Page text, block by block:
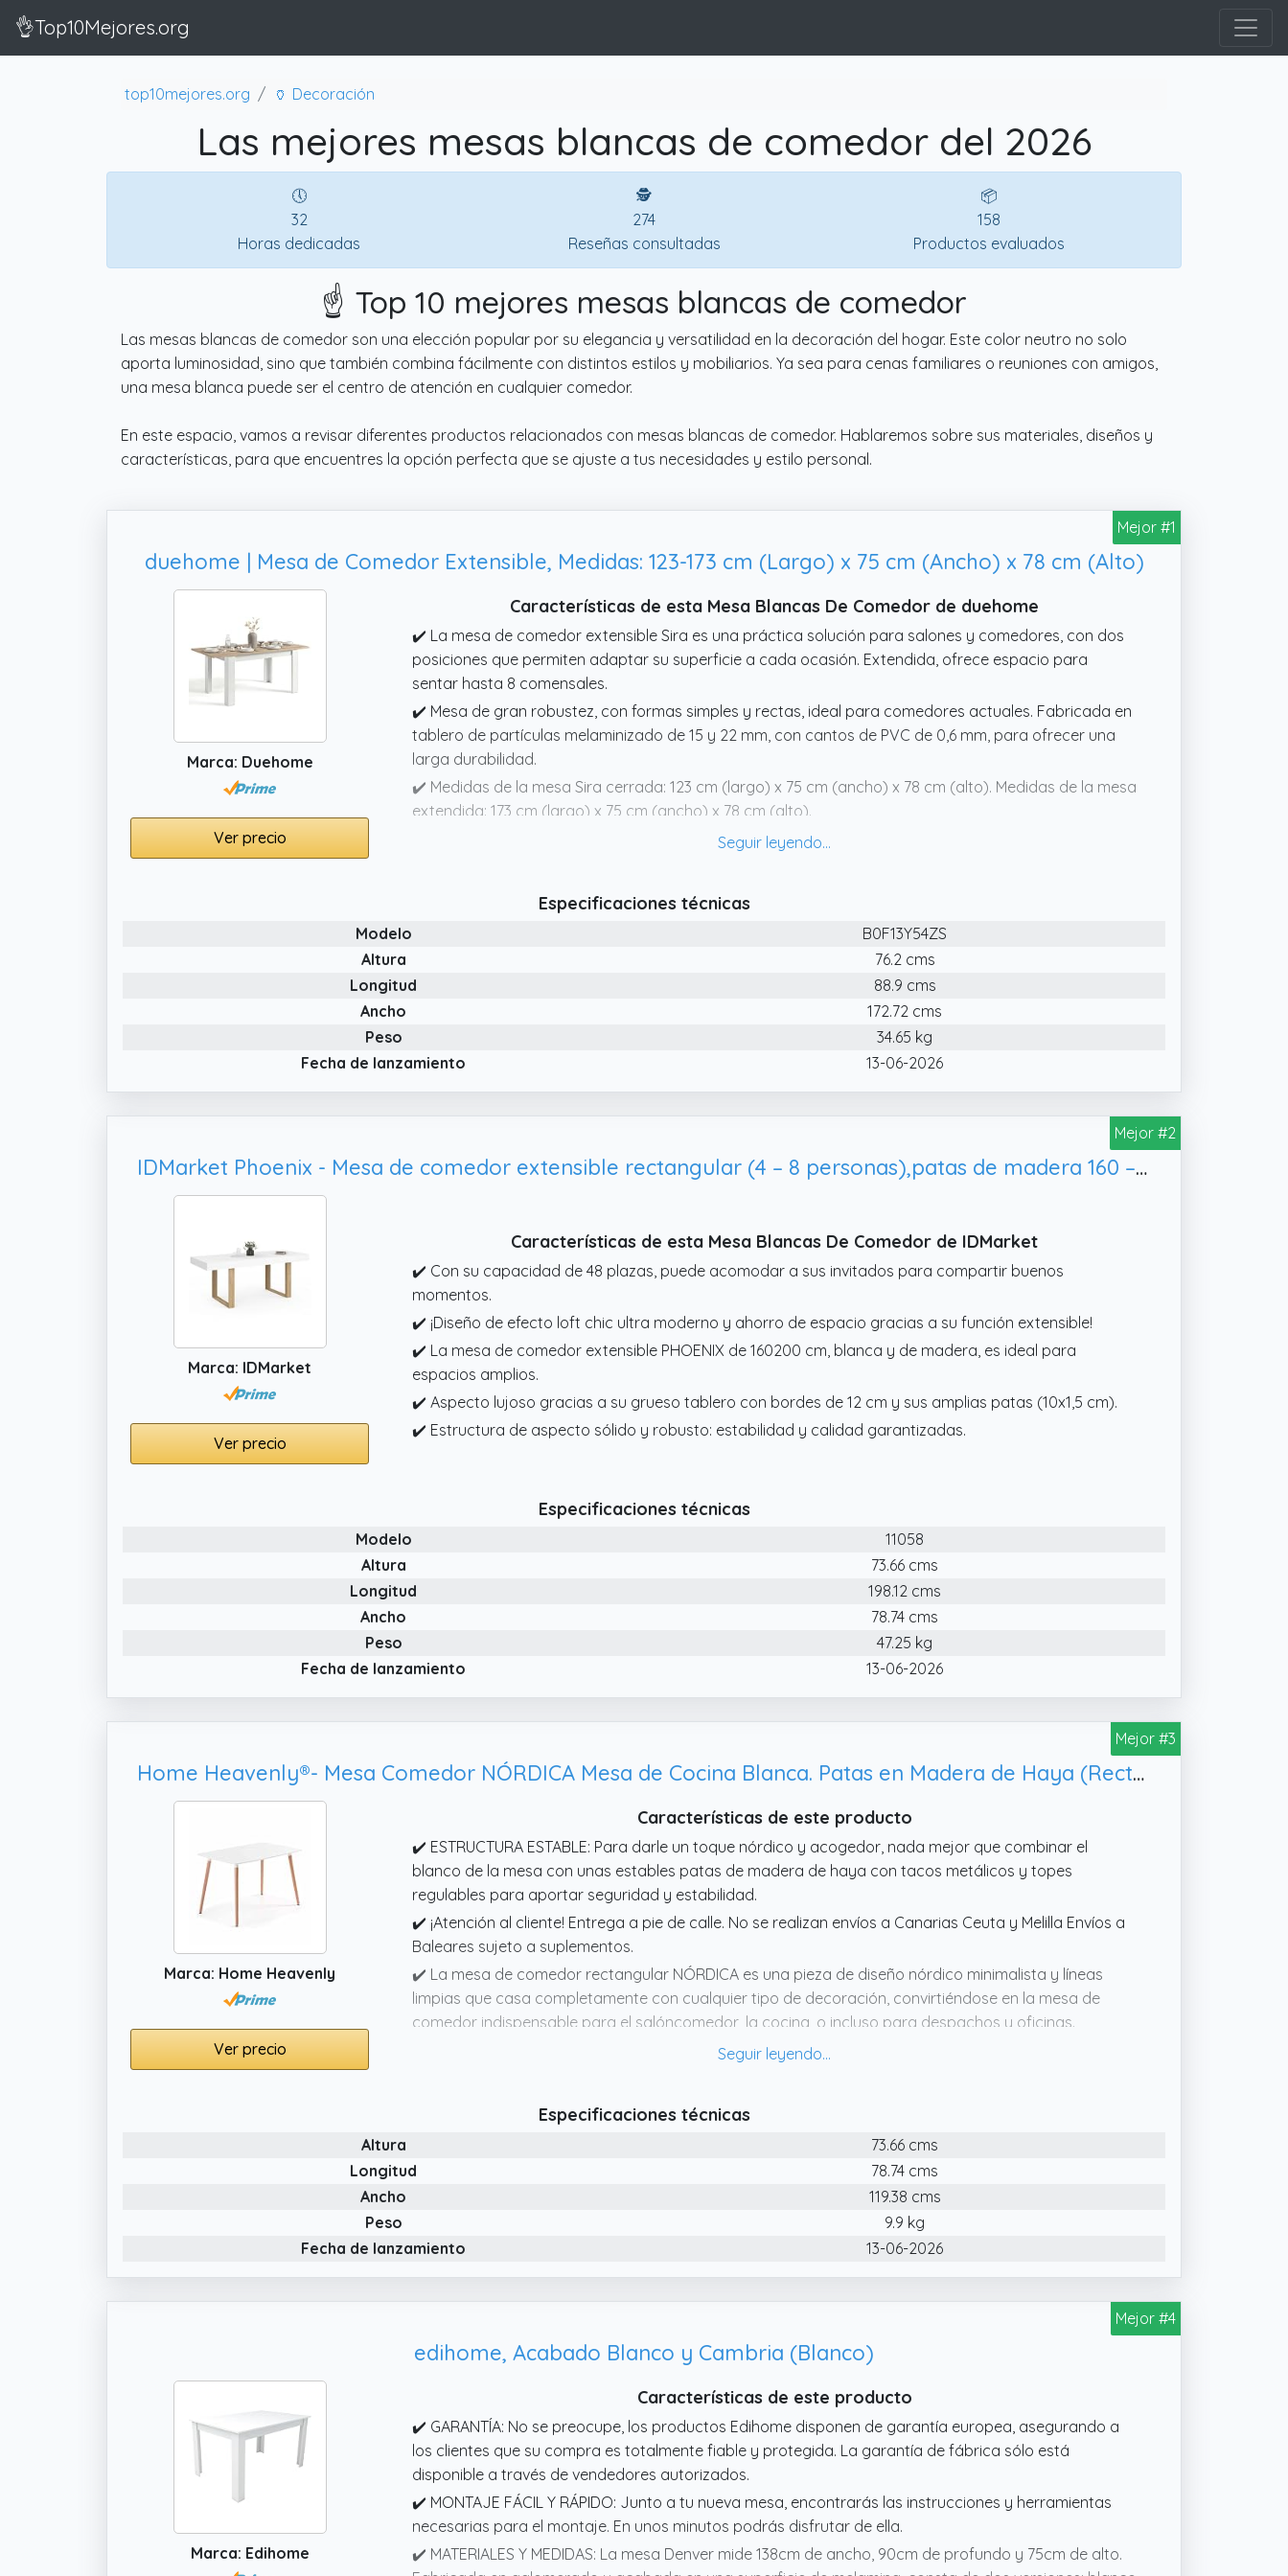
👌Top10Mejores.org
top10mejores.org 🏺 Decoración
Las mejores mesas blancas de comedor del 2026
🕔
32
Horas dedicadas
🕵
274
Reseñas consultadas
📦
158
Productos evaluados
☝️ Top 10 mejores mesas blancas de comedor
Las mesas blancas de comedor son una elección popular por su elegancia y versatilidad en la decoración del hogar. Este color neutro no solo
aporta luminosidad, sino que también combina fácilmente con distintos estilos y mobiliarios. Ya sea para cenas familiares o reuniones con amigos,
una mesa blanca puede ser el centro de atención en cualquier comedor.
En este espacio, vamos a revisar diferentes productos relacionados con mesas blancas de comedor. Hablaremos sobre sus materiales, diseños y
características, para que encuentres la opción perfecta que se ajuste a tus necesidades y estilo personal.
Mejor #1
duehome | Mesa de Comedor Extensible, Medidas: 123-173 cm (Largo) x 75 cm (Ancho) x 78 cm (Alto)
Marca: Duehome
Ver precio
Características de esta Mesa Blancas De Comedor de duehome
✔️ La mesa de comedor extensible Sira es una práctica solución para salones y comedores, con dos
posiciones que permiten adaptar su superficie a cada ocasión. Extendida, ofrece espacio para
sentar hasta 8 comensales.
✔️ Mesa de gran robustez, con formas simples y rectas, ideal para comedores actuales. Fabricada en
tablero de partículas melaminizado de 15 y 22 mm, con cantos de PVC de 0,6 mm, para ofrecer una
larga durabilidad.
✔️ Medidas de la mesa Sira cerrada: 123 cm (largo) x 75 cm (ancho) x 78 cm (alto). Medidas de la mesa
extendida: 173 cm (largo) x 75 cm (ancho) x 78 cm (alto).
✔️ Peso máximo soportado: 25 kg. Certificado FSC, con madera procedente de bosques gestionados
metálicas. Incorpora cierres metálicos para mantener la mesa correctamente cerrada y tacos ABS
Especificaciones técnicas
Modelo
B0F13Y54ZS
Altura
76.2 cms
Longitud
88.9 cms
Ancho
172.72 cms
Peso
34.65 kg
Fecha de lanzamiento
13-06-2026
Mejor #2
IDMarket Phoenix - Mesa de comedor extensible rectangular (4 – 8 personas),patas de madera 160 – 200 cm)
Marca: IDMarket
Ver precio
Características de esta Mesa Blancas De Comedor de IDMarket
✔️ Con su capacidad de 48 plazas, puede acomodar a sus invitados para compartir buenos
momentos.
✔️ ¡Diseño de efecto loft chic ultra moderno y ahorro de espacio gracias a su función extensible!
✔️ La mesa de comedor extensible PHOENIX de 160200 cm, blanca y de madera, es ideal para
espacios amplios.
✔️ Aspecto lujoso gracias a su grueso tablero con bordes de 12 cm y sus amplias patas (10x1,5 cm).
✔️ Estructura de aspecto sólido y robusto: estabilidad y calidad garantizadas.
Especificaciones técnicas
Modelo
11058
Altura
73.66 cms
Longitud
198.12 cms
Ancho
78.74 cms
Peso
47.25 kg
Fecha de lanzamiento
13-06-2026
Mejor #3
Home Heavenly®- Mesa Comedor NÓRDICA Mesa de Cocina Blanca. Patas en Madera de Haya (Rectangular 120x80 cm)
Marca: Home Heavenly
Ver precio
Características de este producto
✔️ ESTRUCTURA ESTABLE: Para darle un toque nórdico y acogedor, nada mejor que combinar el
blanco de la mesa con unas estables patas de madera de haya con tacos metálicos y topes
regulables para aportar seguridad y estabilidad.
✔️ ¡Atención al cliente! Entrega a pie de calle. No se realizan envíos a Canarias Ceuta y Melilla Envíos a
Baleares sujeto a suplementos.
✔️ La mesa de comedor rectangular NÓRDICA es una pieza de diseño nórdico minimalista y líneas
limpias que casa completamente con cualquier tipo de decoración, convirtiéndose en la mesa de
comedor indispensable para el salóncomedor, la cocina, o incluso para despachos y oficinas.
✔️ MEDIDAS: 120 cm de ancho x 80 cm de profundidad x 75 cm de altura.
✔️ MONTAJE: Requiere montaje. Incluye manual de usuario y kit de tornillería.
✔️ MESA RECTANGULAR: NÓRDICA es la mesa de comedor blanca por excelencia. Esta mesa está
compuesta por una estructura fija rectangular en MDF lacado en color blanco de alta calidad con 5
Especificaciones técnicas
Altura
73.66 cms
Longitud
78.74 cms
Ancho
119.38 cms
Peso
9.9 kg
Fecha de lanzamiento
13-06-2026
Mejor #4
edihome, Acabado Blanco y Cambria (Blanco)
Marca: Edihome
Características de este producto
✔️ GARANTÍA: No se preocupe, los productos Edihome disponen de garantía europea, asegurando a
los clientes que su compra es totalmente fiable y protegida. La garantía de fábrica sólo está
disponible a través de vendedores autorizados.
✔️ MONTAJE FÁCIL Y RÁPIDO: Junto a tu nueva mesa, encontrarás las instrucciones y herramientas
necesarias para el montaje. En unos minutos podrás disfrutar de ella.
✔️ MATERIALES Y MEDIDAS: La mesa Denver mide 138cm de ancho, 90cm de profundo y 75cm de alto.